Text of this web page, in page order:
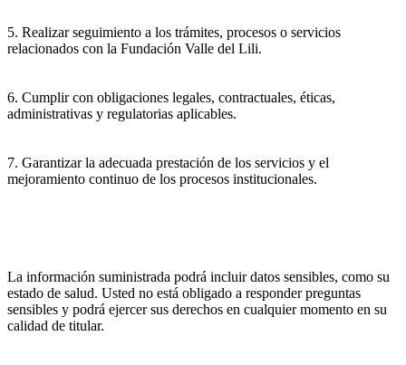
5. Realizar seguimiento a los trámites, procesos o servicios
relacionados con la Fundación Valle del Lili.
6. Cumplir con obligaciones legales, contractuales, éticas,
administrativas y regulatorias aplicables.
7. Garantizar la adecuada prestación de los servicios y el
mejoramiento continuo de los procesos institucionales.
La información suministrada podrá incluir datos sensibles, como su
estado de salud. Usted no está obligado a responder preguntas
sensibles y podrá ejercer sus derechos en cualquier momento en su
calidad de titular.